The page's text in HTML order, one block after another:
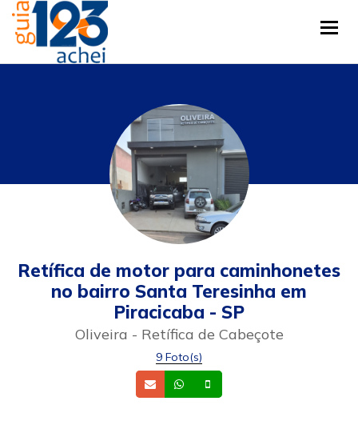
Retífica de motor para caminhonetes
no bairro Santa Teresinha em
Piracicaba - SP
Oliveira - Retífica de Cabeçote
9 Foto(s)
Email Whatsapp